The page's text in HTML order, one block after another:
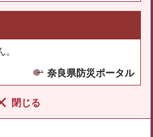
奈良県防災ポータル
閉じる